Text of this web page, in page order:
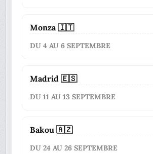
Monza 🇮🇹
DU 4 AU 6 SEPTEMBRE
Madrid 🇪🇸
DU 11 AU 13 SEPTEMBRE
Bakou 🇦🇿
DU 24 AU 26 SEPTEMBRE